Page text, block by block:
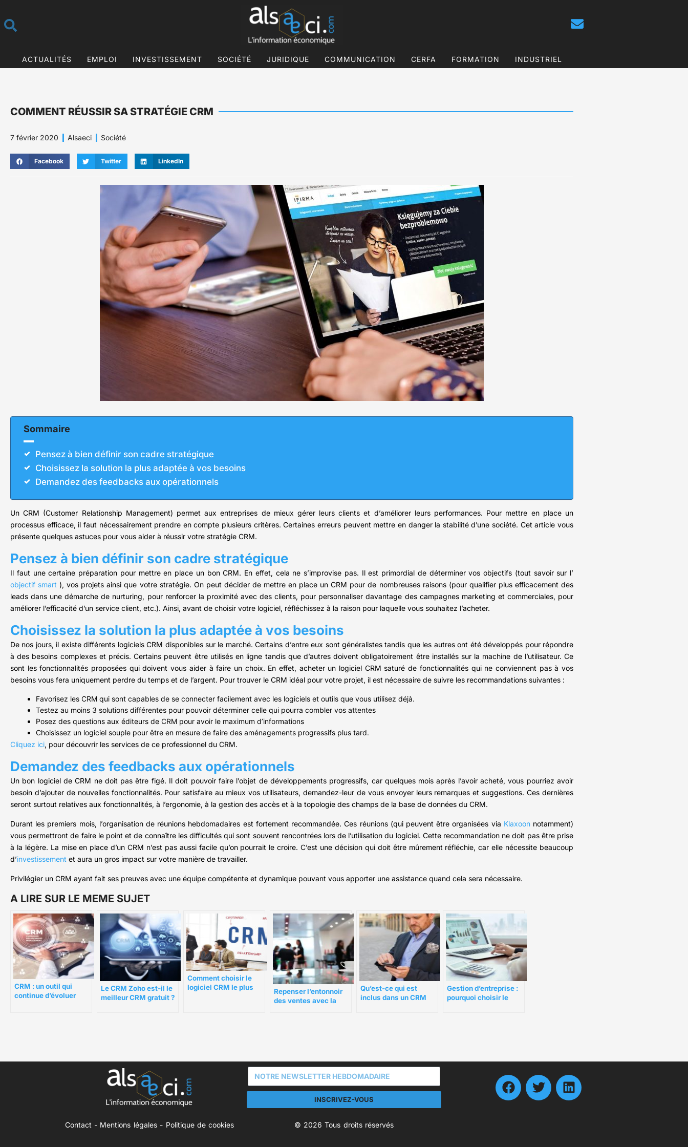
ACTUALITÉS EMPLOI INVESTISSEMENT SOCIÉTÉ JURIDIQUE COMMUNICATION CERFA FORMATION INDUSTRIEL
COMMENT RÉUSSIR SA STRATÉGIE CRM
7 février 2020 Alsaeci Société
Facebook Twitter LinkedIn
Sommaire
Pensez à bien définir son cadre stratégique
Choisissez la solution la plus adaptée à vos besoins
Demandez des feedbacks aux opérationnels
Un CRM (Customer Relationship Management) permet aux entreprises de mieux gérer leurs clients et d’améliorer leurs performances. Pour mettre en place un
processus efficace, il faut nécessairement prendre en compte plusieurs critères. Certaines erreurs peuvent mettre en danger la stabilité d’une société. Cet article vous
présente quelques astuces pour vous aider à réussir votre stratégie CRM.
Pensez à bien définir son cadre stratégique
Il faut une certaine préparation pour mettre en place un bon CRM. En effet, cela ne s’improvise pas. Il est primordial de déterminer vos objectifs (tout savoir sur l’
objectif smart), vos projets ainsi que votre stratégie. On peut décider de mettre en place un CRM pour de nombreuses raisons (pour qualifier plus efficacement des
leads dans une démarche de nurturing, pour renforcer la proximité avec des clients, pour personnaliser davantage des campagnes marketing et commerciales, pour
améliorer l’efficacité d’un service client, etc.). Ainsi, avant de choisir votre logiciel, réfléchissez à la raison pour laquelle vous souhaitez l’acheter.
Choisissez la solution la plus adaptée à vos besoins
De nos jours, il existe différents logiciels CRM disponibles sur le marché. Certains d’entre eux sont généralistes tandis que les autres ont été développés pour répondre
à des besoins complexes et précis. Certains peuvent être utilisés en ligne tandis que d’autres doivent obligatoirement être installés sur la machine de l’utilisateur. Ce
sont les fonctionnalités proposées qui doivent vous aider à faire un choix. En effet, acheter un logiciel CRM saturé de fonctionnalités qui ne conviennent pas à vos
besoins vous fera uniquement perdre du temps et de l’argent. Pour trouver le CRM idéal pour votre projet, il est nécessaire de suivre les recommandations suivantes :
Favorisez les CRM qui sont capables de se connecter facilement avec les logiciels et outils que vous utilisez déjà.
Testez au moins 3 solutions différentes pour pouvoir déterminer celle qui pourra combler vos attentes
Posez des questions aux éditeurs de CRM pour avoir le maximum d’informations
Choisissez un logiciel souple pour être en mesure de faire des aménagements progressifs plus tard.
Cliquez ici, pour découvrir les services de ce professionnel du CRM.
Demandez des feedbacks aux opérationnels
Un bon logiciel de CRM ne doit pas être figé. Il doit pouvoir faire l’objet de développements progressifs, car quelques mois après l’avoir acheté, vous pourriez avoir
besoin d’ajouter de nouvelles fonctionnalités. Pour satisfaire au mieux vos utilisateurs, demandez-leur de vous envoyer leurs remarques et suggestions. Ces dernières
seront surtout relatives aux fonctionnalités, à l’ergonomie, à la gestion des accès et à la topologie des champs de la base de données du CRM.
Durant les premiers mois, l’organisation de réunions hebdomadaires est fortement recommandée. Ces réunions (qui peuvent être organisées via Klaxoonnotamment)
vous permettront de faire le point et de connaître les difficultés qui sont souvent rencontrées lors de l’utilisation du logiciel. Cette recommandation ne doit pas être prise
à la légère. La mise en place d’un CRM n’est pas aussi facile qu’on pourrait le croire. C’est une décision qui doit être mûrement réfléchie, car elle nécessite beaucoup
d’investissement et aura un gros impact sur votre manière de travailler.
Privilégier un CRM ayant fait ses preuves avec une équipe compétente et dynamique pouvant vous apporter une assistance quand cela sera nécessaire.
A LIRE SUR LE MEME SUJET
CRM : un outil qui
continue d’évoluer
Le CRM Zoho est-il le
meilleur CRM gratuit ?
Comment choisir le
logiciel CRM le plus
Repenser l’entonnoir
des ventes avec la
Qu’est-ce qui est
inclus dans un CRM
Gestion d’entreprise :
pourquoi choisir le
INSCRIVEZ-VOUS
Contact - Mentions légales- Politique de cookies © 2026 Tous droits réservés